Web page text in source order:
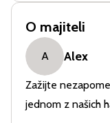
O majiteli
A Alex
Zažijte
jednom z našich